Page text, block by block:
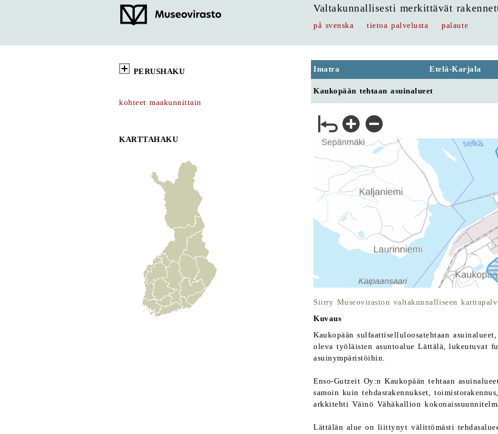
Valtakunnallisesti merkittävät
på svenska tietoa palvelusta palaute
PERUSHAKU
kohteet maakunnittain
KARTTAHAKU
Imatra Etelä-Karjala
Kaukopään tehtaan asuinalueet
Siirry Museoviraston valtakunnalliseen
Kuvaus
Kaukopään sulfaattiselluloosatehtaan
oleva työläisten asuntoalue Lättälä, lukeutuvat
asuinympäristöihin.
Enso-Gutzeit Oy:n Kaukopään tehtaan
samoin kuin tehdasrakennukset,
arkkitehti Väinö Vähäkallion
Lättälän alue on liittynyt välittömästi